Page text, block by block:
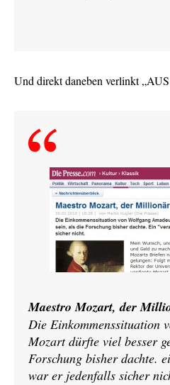
Und direkt daneben verlinkt
Maestro Mozart, der
Die Einkommenssituation
Mozart dürfte viel besser
Forschung bisher dachte.
war er jedenfalls sicher